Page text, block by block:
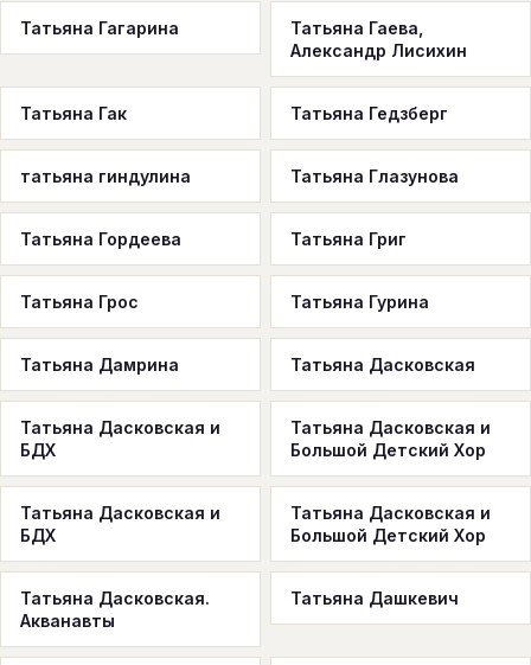
Татьяна Гагарина
Татьяна Гаева,
Александр Лисихин
Татьяна Гак Татьяна Гедзберг
татьяна гиндулина Татьяна Глазунова
Татьяна Гордеева Татьяна Григ
Татьяна Грос Татьяна Гурина
Татьяна Дамрина Татьяна Дасковская
Татьяна Дасковская и
БДХ
Татьяна Дасковская и
Большой Детский Хор
Татьяна Дасковская и
БДХ
Татьяна Дасковская и
Большой Детский Хор
Татьяна Дасковская.
Акванавты
Татьяна Дашкевич